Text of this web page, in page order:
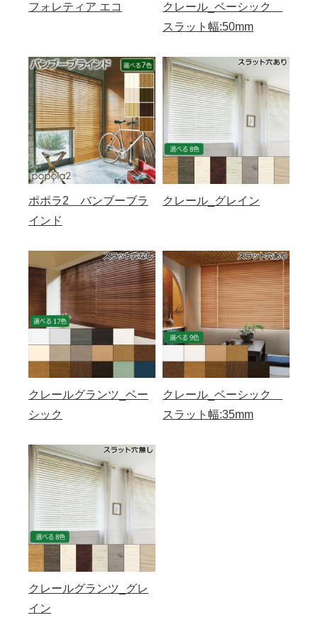
フォレティア エコ
クレール_ベーシック
スラット幅:50mm
ポポラ2 バンブーブラ
インド
クレール_グレイン
クレールグランツ_ベー
シック
クレール_ベーシック
スラット幅:35mm
クレールグランツ_グレ
イン